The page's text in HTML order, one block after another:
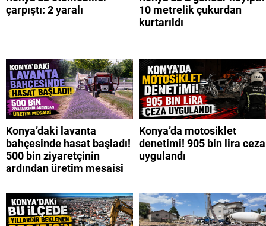
çarpıştı: 2 yaralı
10 metrelik çukurdan
kurtarıldı
Konya’daki lavanta
bahçesinde hasat başladı!
500 bin ziyaretçinin
ardından üretim mesaisi
Konya’da motosiklet
denetimi! 905 bin lira ceza
uygulandı